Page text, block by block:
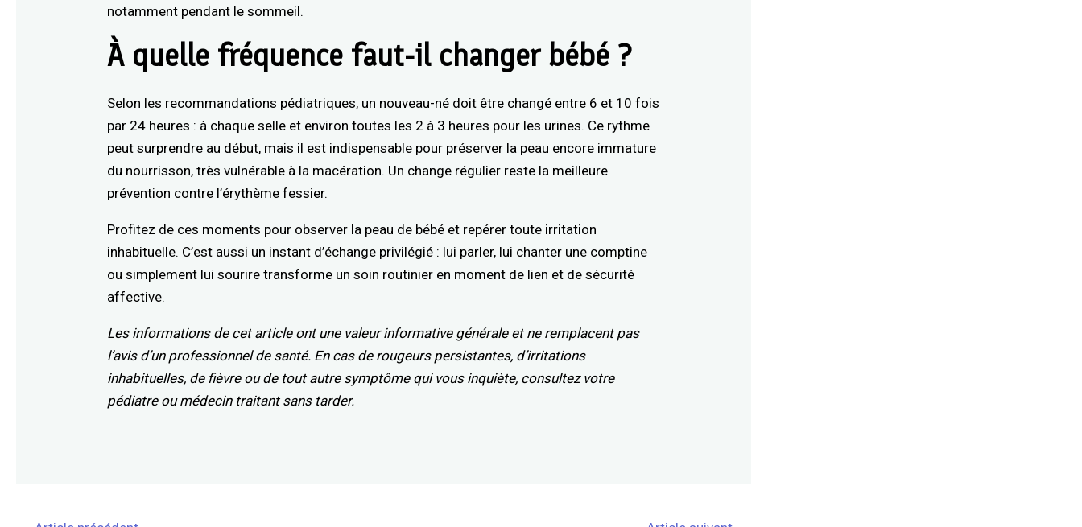
notamment pendant le sommeil.
À quelle fréquence faut-il changer bébé ?
Selon les recommandations pédiatriques, un nouveau-né doit être changé entre 6 et 10 fois
par 24 heures : à chaque selle et environ toutes les 2 à 3 heures pour les urines. Ce rythme
peut surprendre au début, mais il est indispensable pour préserver la peau encore immature
du nourrisson, très vulnérable à la macération. Un change régulier reste la meilleure
prévention contre l’érythème fessier.
Profitez de ces moments pour observer la peau de bébé et repérer toute irritation
inhabituelle. C’est aussi un instant d’échange privilégié : lui parler, lui chanter une comptine
ou simplement lui sourire transforme un soin routinier en moment de lien et de sécurité
affective.
Les informations de cet article ont une valeur informative générale et ne remplacent pas
l’avis d’un professionnel de santé. En cas de rougeurs persistantes, d’irritations
inhabituelles, de fièvre ou de tout autre symptôme qui vous inquiète, consultez votre
pédiatre ou médecin traitant sans tarder.